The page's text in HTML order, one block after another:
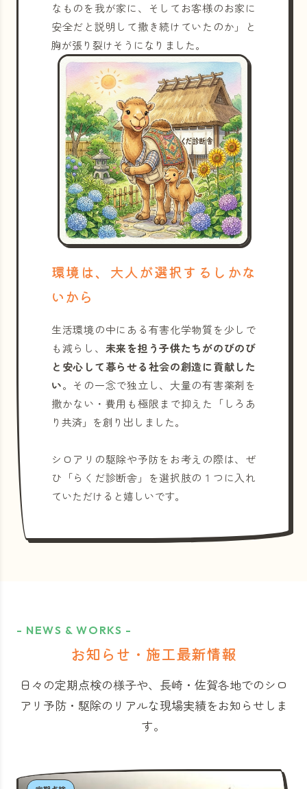
なものを我が家に、そしてお客様のお家に
安全だと説明して撒き続けていたのか」と
胸が張り裂けそうになりました。
環境は、大人が選択するしかな
いから
生活環境の中にある有害化学物質を少しで
も減らし、 未来を担う子供たちがのびのび
と安心して暮らせる社会の創造に貢献した
い。その一念で独立し、大量の有害薬剤を
撒かない・費用も極限まで抑えた「しろあ
り共済」を創り出しました。
シロアリの駆除や予防をお考えの際は、ぜ
ひ「らくだ診断舎」を選択肢の１つに入れ
ていただけると嬉しいです。
- NEWS & WORKS -
お知らせ・施工最新情報
日々の定期点検の様子や、長崎・佐賀各地でのシロ
アリ予防・駆除のリアルな現場実績をお知らせしま
す。